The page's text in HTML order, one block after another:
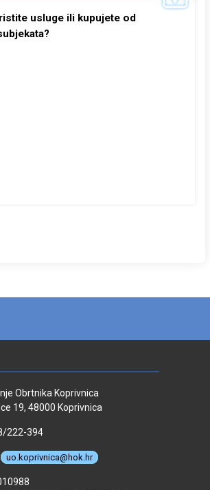
usluge ili kupujete od
Obrtnika Koprivnica
19, 48000 Koprivnica
222-394
uo.koprivnica@hok.hr